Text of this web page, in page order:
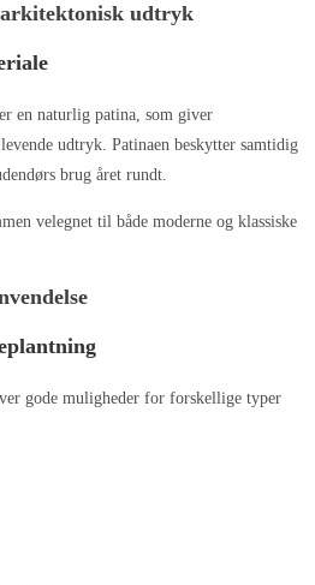
udtryk
en naturlig patina, som giver
udtryk. Patinaen beskytter samtidig
brug året rundt.
velegnet til både moderne og klassiske
gode muligheder for forskellige typer